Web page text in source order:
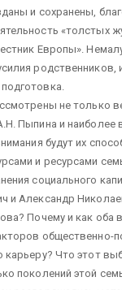
и сохранены,
«толстых
Европы».
родственников,
не только
Пыпина и наиболее
будут их
и ресурсами
социального
и Александр
Почему и как оба
общественно-
карьеру? Что этот
поколений этой